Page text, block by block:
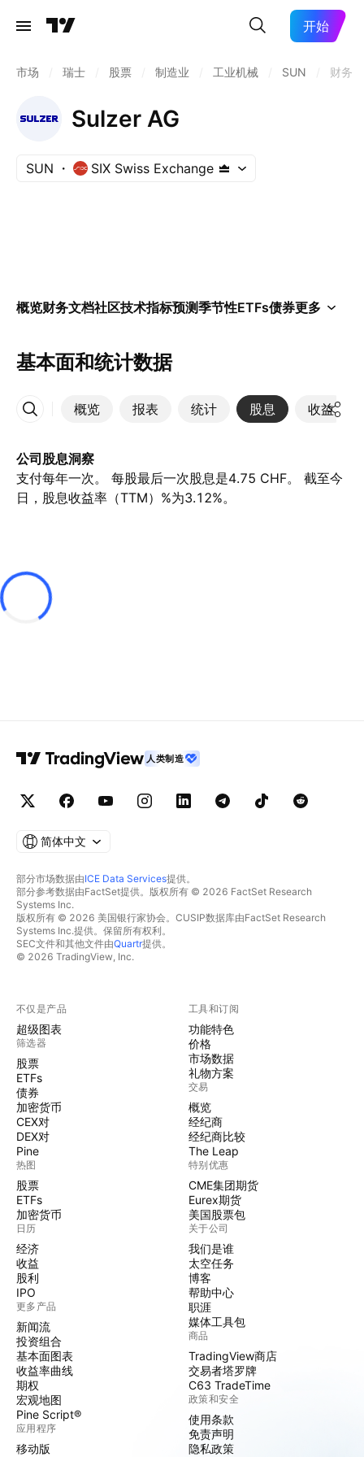
开始
市场 瑞士 股票 制造业 工业机械 SUN 财务
Sulzer AG
SUN SIX Swiss Exchange
概览财务文档社区技术指标预测季节性ETFs债券更多
基本面和统计数据
概览 报表 统计 股息 收益
更多
公司股息洞察
支付每年一次。 每股最后一次股息是4.75 CHF。 截至今
日，股息收益率（TTM）%为3.12%。
人类制造
简体中文
部分市场数据由ICE Data Services提供。
部分参考数据由FactSet提供。版权所有 © 2026 FactSet Research
Systems Inc.
版权所有 © 2026 美国银行家协会。CUSIP数据库由FactSet Research
Systems Inc.提供。保留所有权利。
SEC文件和其他文件由Quartr提供。
© 2026 TradingView, Inc.
不仅是产品
超级图表
筛选器
股票
ETFs
债券
加密货币
CEX对
DEX对
Pine
热图
股票
ETFs
加密货币
日历
经济
收益
股利
IPO
更多产品
新闻流
投资组合
基本面图表
收益率曲线
期权
宏观地图
Pine Script®
应用程序
移动版
工具和订阅
功能特色
价格
市场数据
礼物方案
交易
概览
经纪商
经纪商比较
The Leap
特别优惠
CME集团期货
Eurex期货
美国股票包
关于公司
我们是谁
太空任务
博客
帮助中心
职涯
媒体工具包
商品
TradingView商店
交易者塔罗牌
C63 TradeTime
政策和安全
使用条款
免责声明
隐私政策